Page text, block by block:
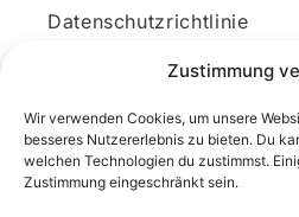
Zustimmung
Wir verwenden Cookies, um unsere
besseres Nutzererlebnis zu bieten. Du
welchen Technologien du zustimmst.
Zustimmung eingeschränkt sein.
Datenschutzrichtlinie
Kundenkonto
Unsere
E-Mail: